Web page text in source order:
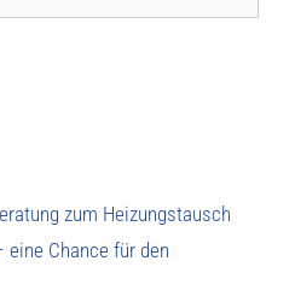
zum Heizungstausch
eine Chance für den